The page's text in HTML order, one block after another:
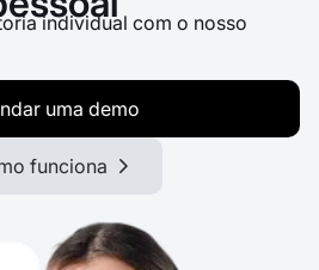
individual com o nosso
uma demo
funciona